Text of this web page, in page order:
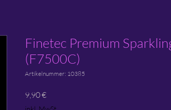
Finetec Premium
(F7500C)
Artikelnummer: 10385
9,90 €Preis